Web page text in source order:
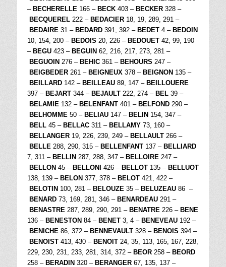
– BECHERELLE 166 – BECK 403 – BECKER 328 –
BECQUEREL 222 – BEDACIER 18, 19, 289, 291 –
BEDAIRE 31 – BEDARD 391, 392 – BEDET 4 – BEDOIN
10, 154, 200 – BEDOIS 20, 226 – BEDOUET 42, 99, 190
– BEGU 423 – BEGUIN 62, 216, 217, 273, 281 –
BEGUOIN 276 – BEHIC 361 – BEHOURS 247 –
BEIGBEDER 261 – BEIGNEUX 378 – BEIGNON 135 –
BEILLARD 142 – BEILLEAU 89, 147 – BEILLOUERE
397 – BEJART 344 – BEJAULT 222, 274 – BEL 39 –
BELAMIE 132 – BELENFANT 401 – BELFOND 290 –
BELHOMME 50 – BELIAU 147 – BELIN 154, 347 –
BELL 45 – BELLAC 311 – BELLAMY 73, 160 –
BELLANGER 19, 226, 239, 249 – BELLAULT 266 –
BELLE 288, 290, 315 – BELLENFANT 137 – BELLIARD
7, 311 – BELLIN 287, 288, 347 – BELLOIRE 247 –
BELLON 45 – BELLONI 426 – BELLOT 135 – BELLUOT
138, 139 – BELON 377, 378 – BELOT 421, 422 –
BELOTIN 100, 281 – BELOUZE 35 – BELUZEAU 86 –
BENARD 73, 169, 281, 346 – BENARDEAU 291 –
BENASTRE 287, 289, 290, 291 – BENATRE 226 – BENE
136 – BENESTON 84 – BENET 3, 4 – BENEVEAU 192 –
BENICHE 86, 372 – BENNEVAULT 328 – BENOIS 394 –
BENOIST 413, 430 – BENOIT 24, 35, 113, 165, 167, 228,
229, 230, 231, 233, 281, 314, 372 – BEOR 258 – BEORD
258 – BERADIN 320 – BERANGER 67, 135, 137 –